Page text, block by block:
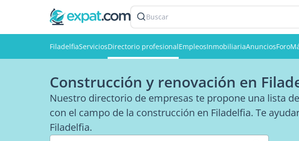
Buscar
FiladelfiaServiciosDirectorio profesionalEmpleosInmobiliariaAnunciosForo
Construcción y renovación en
Nuestro directorio de empresas te propone una lista
con el campo de la construcción en Filadelfia. Te
Filadelfia.